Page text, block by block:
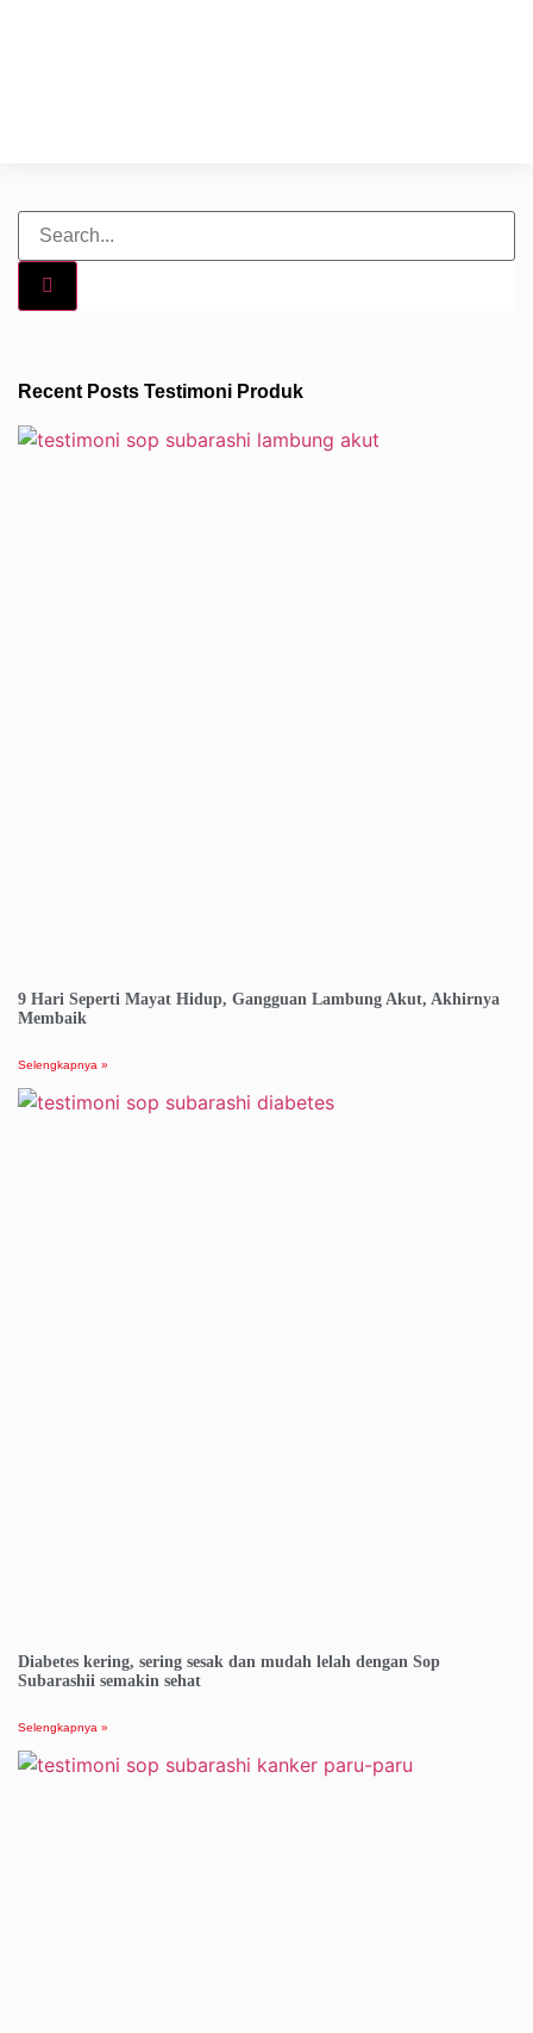
Recent Posts Testimoni Produk
9 Hari Seperti Mayat Hidup, Gangguan Lambung Akut, Akhirnya
Membaik
Selengkapnya »
Diabetes kering, sering sesak dan mudah lelah dengan Sop
Subarashii semakin sehat
Selengkapnya »